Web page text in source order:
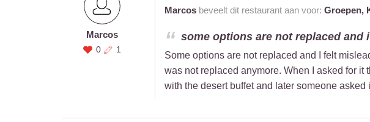
Marcos
0 1
Marcosbeveelt dit restaurant aan voor: Groepen,
some options are not replaced and
Some options are not replaced and I felt
was not replaced anymore. When I asked for
with the desert buffet and later someone